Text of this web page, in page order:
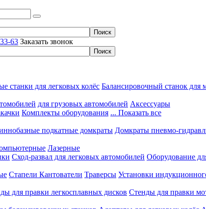
63 Заказать звонок
станки для легковых колёс Балансировочный станок для
для грузовых автомобилей Аксессуары
Комплекты оборудования ... Показать все
подкатные домкраты Домкраты пневмо-
Лазерные
Сход-развал для легковых автомобилей Оборудование
Стапели Кантователи Траверсы Установки
для правки легкосплавных дисков Стенды для правки